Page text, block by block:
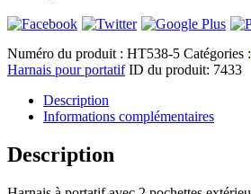
Numéro du produit : HT538-5 Catégories :
Harnais pour portatif ID du produit: 7433
Description
Informations complémentaires
Description